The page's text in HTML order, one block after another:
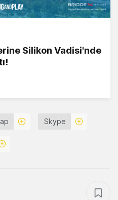
Silikon Vadisi'nde
Skype